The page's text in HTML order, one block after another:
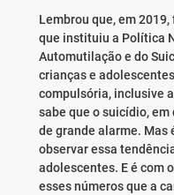
Lembrou que, em
que instituiu a Política
Automutilação e do
crianças e
compulsória, inclusive
sabe que o suicídio,
de grande alarme. Mas
observar essa
adolescentes. E é com
esses números que a